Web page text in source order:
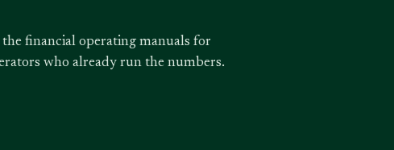
the financial operating manuals for
who already run the numbers.